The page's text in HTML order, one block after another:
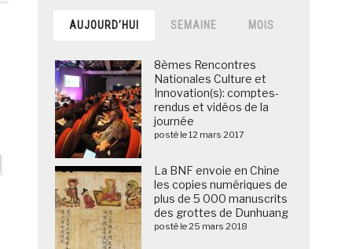
AUJOURD’HUI SEMAINE MOIS
8èmes Rencontres
Nationales Culture et
Innovation(s): comptes-
rendus et vidéos de la
journée
posté le 12 mars 2017
La BNF envoie en Chine
les copies numériques de
plus de 5 000 manuscrits
des grottes de Dunhuang
posté le 25 mars 2018